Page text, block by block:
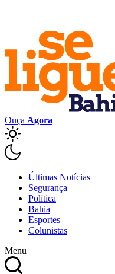
Ouça Agora
Últimas Notícias
Segurança
Política
Bahia
Esportes
Colunistas
Menu